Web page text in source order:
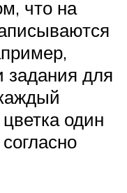
что на
задания для
один